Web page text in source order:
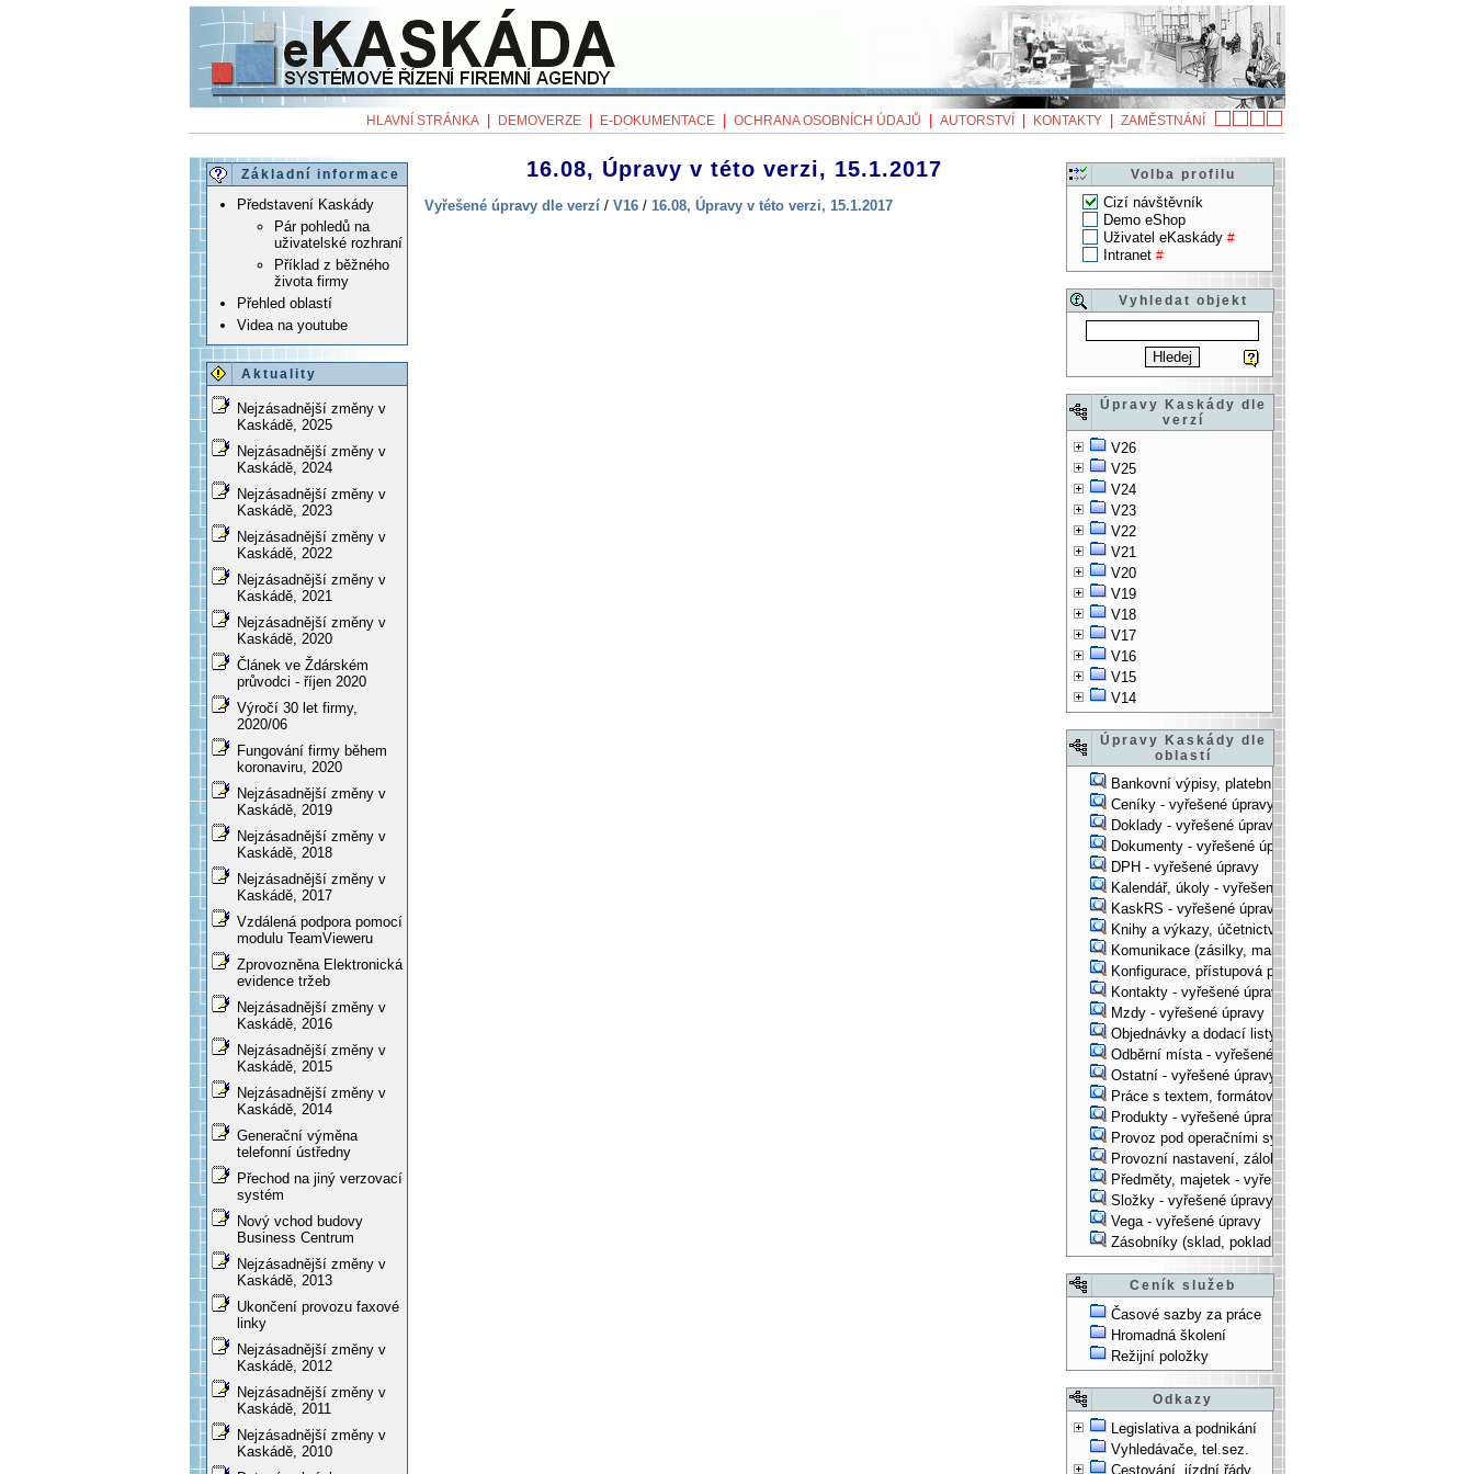
HLAVNÍ STRÁNKA DEMOVERZE E-DOKUMENTACE OCHRANA OSOBNÍCH ÚDAJŮ AUTORSTVÍ KONTAKTY ZAMĚSTNÁNÍ
Základní informace
Představení Kaskády
Pár pohledů na
uživatelské rozhraní
Příklad z běžného
života firmy
Přehled oblastí
Videa na youtube
Aktuality
Nejzásadnější změny v
Kaskádě, 2025
Nejzásadnější změny v
Kaskádě, 2024
Nejzásadnější změny v
Kaskádě, 2023
Nejzásadnější změny v
Kaskádě, 2022
Nejzásadnější změny v
Kaskádě, 2021
Nejzásadnější změny v
Kaskádě, 2020
Článek ve Ždárském
průvodci - říjen 2020
Výročí 30 let firmy,
2020/06
Fungování firmy během
koronaviru, 2020
Nejzásadnější změny v
Kaskádě, 2019
Nejzásadnější změny v
Kaskádě, 2018
Nejzásadnější změny v
Kaskádě, 2017
Vzdálená podpora pomocí
modulu TeamVieweru
Zprovozněna Elektronická
evidence tržeb
Nejzásadnější změny v
Kaskádě, 2016
Nejzásadnější změny v
Kaskádě, 2015
Nejzásadnější změny v
Kaskádě, 2014
Generační výměna
telefonní ústředny
Přechod na jiný verzovací
systém
Nový vchod budovy
Business Centrum
Nejzásadnější změny v
Kaskádě, 2013
Ukončení provozu faxové
linky
Nejzásadnější změny v
Kaskádě, 2012
Nejzásadnější změny v
Kaskádě, 2011
Nejzásadnější změny v
Kaskádě, 2010
Volba profilu
Cizí návštěvník
Demo eShop
Uživatel eKaskády #
Intranet #
Vyhledat objekt
Úpravy Kaskády dle
verzí
V26
V25
V24
V23
V22
V21
V20
V19
V18
V17
V16
V15
V14
Úpravy Kaskády dle
oblastí
Bankovní výpisy, platební příkazy - vyřešené úpravy
Ceníky - vyřešené úpravy
Doklady - vyřešené úpravy
Dokumenty - vyřešené úpravy
DPH - vyřešené úpravy
Kalendář, úkoly - vyřešené úpravy
KaskRS - vyřešené úpravy
Knihy a výkazy, účetnictví - vyřešené úpravy
Komunikace (zásilky, mail-systém, ...) - vyřešené úpravy
Konfigurace, přístupová práva, ... - vyřešené úpravy
Kontakty - vyřešené úpravy
Mzdy - vyřešené úpravy
Objednávky a dodací listy - vyřešené úpravy
Odběrní místa - vyřešené úpravy
Ostatní - vyřešené úpravy
Práce s textem, formátování, ... - vyřešené úpravy
Produkty - vyřešené úpravy
Provoz pod operačními systémy, technologické věci -
Provozní nastavení, zálohování, instalace, ... -
Předměty, majetek - vyřešené úpravy
Složky - vyřešené úpravy
Vega - vyřešené úpravy
Zásobníky (sklad, pokladna, bank. účet) - vyřešené
Ceník služeb
Časové sazby za práce
Hromadná školení
Režijní položky
Odkazy
Legislativa a podnikání
Vyhledávače, tel.sez.
Cestování, jízdní řády
16.08, Úpravy v této verzi, 15.1.2017
Vyřešené úpravy dle verzí / V16 / 16.08, Úpravy v této verzi, 15.1.2017